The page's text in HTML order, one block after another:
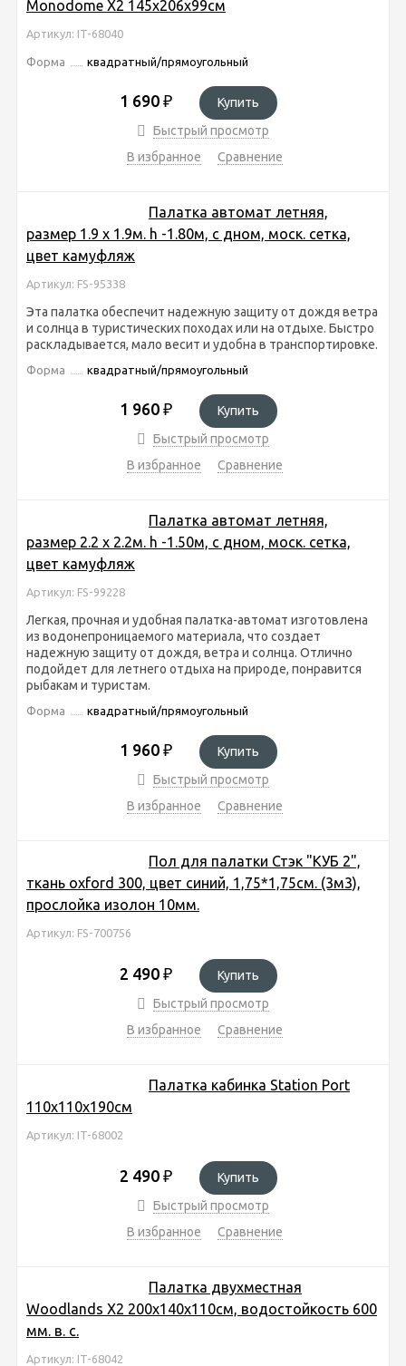
Monodome Х2 145х206х99см
Артикул: IT-68040
Форма квадратный/прямоугольный
1 690 ₽
Купить
Быстрый просмотр
В избранное
Сравнение
Палатка автомат летняя,
размер 1.9 х 1.9м. h -1.80м, с дном, моск. сетка,
цвет камуфляж
Артикул: FS-95338
Эта палатка обеспечит надежную защиту от дождя ветра
и солнца в туристических походах или на отдыхе. Быстро
раскладывается, мало весит и удобна в транспортировке.
Форма квадратный/прямоугольный
1 960 ₽
Купить
Быстрый просмотр
В избранное
Сравнение
Палатка автомат летняя,
размер 2.2 х 2.2м. h -1.50м, с дном, моск. сетка,
цвет камуфляж
Артикул: FS-99228
Легкая, прочная и удобная палатка-автомат изготовлена
из водонепроницаемого материала, что создает
надежную защиту от дождя, ветра и солнца. Отлично
подойдет для летнего отдыха на природе, понравится
рыбакам и туристам.
Форма квадратный/прямоугольный
1 960 ₽
Купить
Быстрый просмотр
В избранное
Сравнение
Пол для палатки Стэк "КУБ 2",
ткань oxford 300, цвет синий, 1,75*1,75см. (3м3),
прослойка изолон 10мм.
Артикул: FS-700756
2 490 ₽
Купить
Быстрый просмотр
В избранное
Сравнение
Палатка кабинка Station Port
110х110х190см
Артикул: IT-68002
2 490 ₽
Купить
Быстрый просмотр
В избранное
Сравнение
Палатка двухместная
Woodlands Х2 200х140х110см, водостойкость 600
мм. в. с.
Артикул: IT-68042